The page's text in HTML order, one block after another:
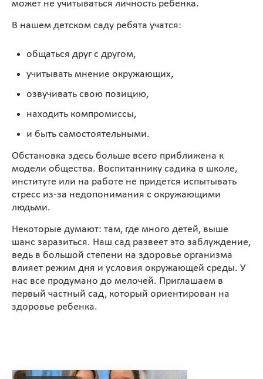
может не учитываться личность ребенка.
В нашем детском саду ребята учатся:
общаться друг с другом,
учитывать мнение окружающих,
озвучивать свою позицию,
находить компромиссы,
и быть самостоятельными.
Обстановка здесь больше всего приближена к
модели общества. Воспитаннику садика в школе,
институте или на работе не придется испытывать
стресс из-за недопонимания с окружающими
людьми.
Некоторые думают: там, где много детей, выше
шанс заразиться. Наш сад развеет это заблуждение,
ведь в большой степени на здоровье организма
влияет режим дня и условия окружающей среды. У
нас все продумано до мелочей. Приглашаем в
первый частный сад, который ориентирован на
здоровье ребенка.